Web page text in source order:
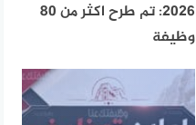
2026: تم طرح اكثر من 80
وظيفة